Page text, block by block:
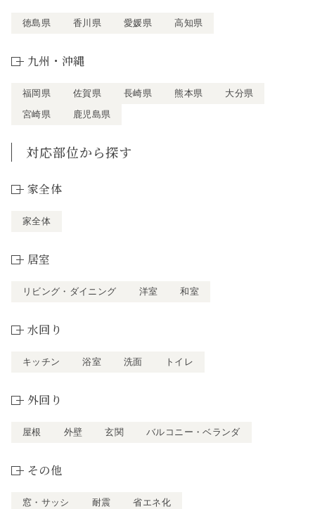
徳島県 香川県 愛媛県 高知県
九州・沖縄
福岡県 佐賀県 長崎県 熊本県
大分県
宮崎県
鹿児島県
対応部位から探す
家全体
家全体
居室
リビング・ダイニング 洋室 和室
水回り
キッチン 浴室 洗面 トイレ
外回り
屋根 外壁 玄関 バルコニー・ベランダ
その他
窓・サッシ 耐震 省エネ化